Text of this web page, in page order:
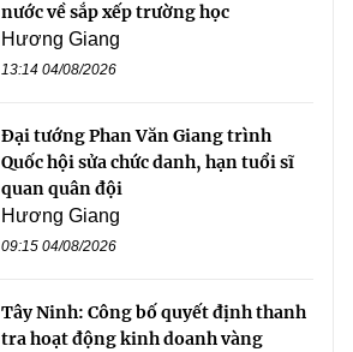
nước về sắp xếp trường học
Hương Giang
13:14 04/08/2026
Đại tướng Phan Văn Giang trình
Quốc hội sửa chức danh, hạn tuổi sĩ
quan quân đội
Hương Giang
09:15 04/08/2026
Tây Ninh: Công bố quyết định thanh
tra hoạt động kinh doanh vàng